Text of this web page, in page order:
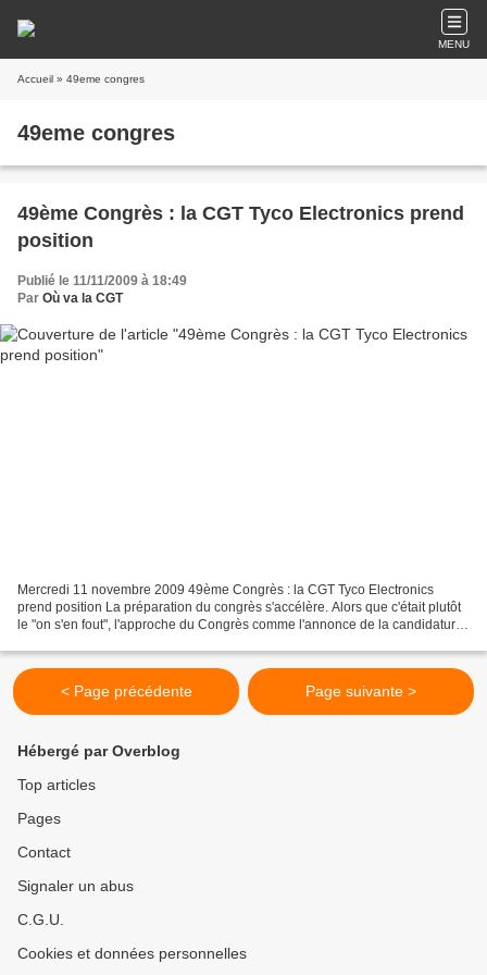
MENU
Accueil » 49eme congres
49eme congres
49ème Congrès : la CGT Tyco Electronics prend
position
Publié le 11/11/2009 à 18:49
Par Où va la CGT
Mercredi 11 novembre 2009 49ème Congrès : la CGT Tyco Electronics
prend position La préparation du congrès s'accélère. Alors que c'était plutôt
le "on s'en fout", l'approche du Congrès comme l'annonce de la candidature
< Page précédente Page suivante >
Hébergé par Overblog
Top articles
Pages
Contact
Signaler un abus
C.G.U.
Cookies et données personnelles